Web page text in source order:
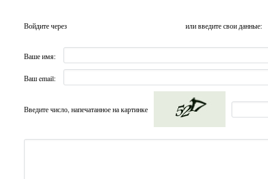
Войдите через или введите свои данные:
Ваше имя:
Ваш email:
Введите число, напечатанное на картинке